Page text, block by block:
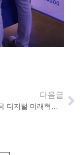
다음글